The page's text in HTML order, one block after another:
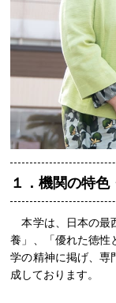
１．機関の特色
本学は、日本の最
養」、「優れた徳性
学の精神に掲げ、専
成しております。